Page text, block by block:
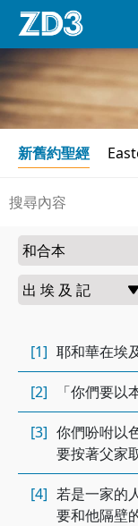
新舊約聖經
[1] 耶和華在埃
[2] 「你們要以
[3] 你們吩咐以
要按著父家
[4] 若是一家的
要和他隔壁